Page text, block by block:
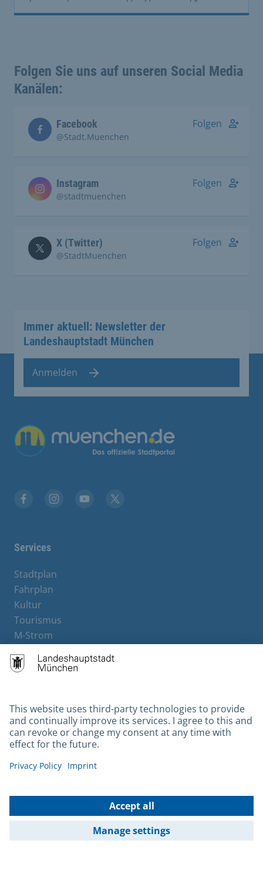
Folgen Sie uns auf unseren Social Media
Kanälen:
Facebook
@Stadt.Muenchen
Folgen
Instagram
@stadtmuenchen
Folgen
X (Twitter)
@StadtMuenchen
Folgen
Immer aktuell: Newsletter der
Landeshauptstadt München
Anmelden
Übergreifende Links
Services
Stadtplan
Fahrplan
Kultur
Tourismus
M-Strom
Hotels
Contact
Barrierefreiheit
Leichte Sprache
Gebärdensprache
Kontakt